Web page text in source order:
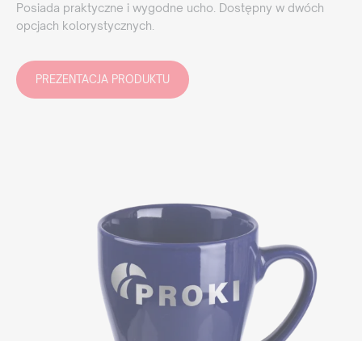
Posiada praktyczne i wygodne ucho. Dostępny w dwóch
opcjach kolorystycznych.
PREZENTACJA PRODUKTU